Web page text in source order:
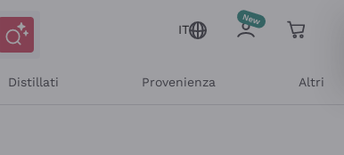
IT
Distillati Provenienza Altri